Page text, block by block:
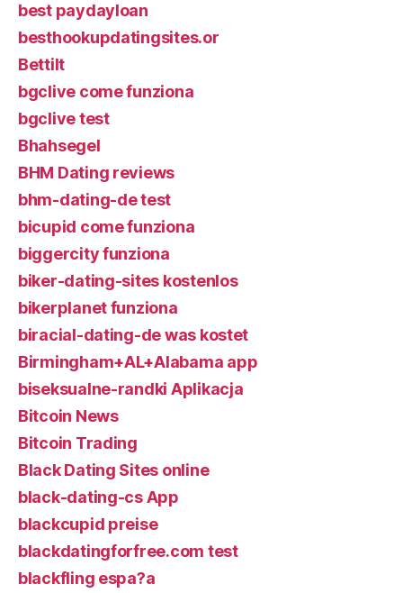
best paydayloan
besthookupdatingsites.or
Bettilt
bgclive come funziona
bgclive test
Bhahsegel
BHM Dating reviews
bhm-dating-de test
bicupid come funziona
biggercity funziona
biker-dating-sites kostenlos
bikerplanet funziona
biracial-dating-de was kostet
Birmingham+AL+Alabama app
biseksualne-randki Aplikacja
Bitcoin News
Bitcoin Trading
Black Dating Sites online
black-dating-cs App
blackcupid preise
blackdatingforfree.com test
blackfling espa?a